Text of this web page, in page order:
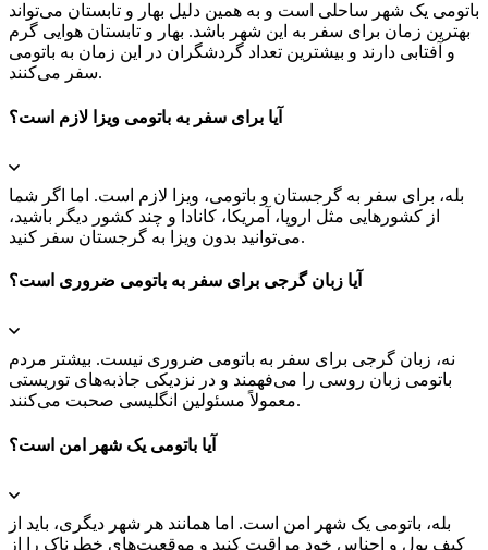
باتومی یک شهر ساحلی است و به همین دلیل بهار و تابستان می‌تواند
بهترین زمان برای سفر به این شهر باشد. بهار و تابستان هوایی گرم
و آفتابی دارند و بیشترین تعداد گردشگران در این زمان به باتومی
سفر می‌کنند.
آیا برای سفر به باتومی ویزا لازم است؟
بله، برای سفر به گرجستان و باتومی، ویزا لازم است. اما اگر شما
از کشورهایی مثل اروپا، آمریکا، کانادا و چند کشور دیگر باشید،
می‌توانید بدون ویزا به گرجستان سفر کنید.
آیا زبان گرجی برای سفر به باتومی ضروری است؟
نه، زبان گرجی برای سفر به باتومی ضروری نیست. بیشتر مردم
باتومی زبان روسی را می‌فهمند و در نزدیکی جاذبه‌های توریستی
معمولاً مسئولین انگلیسی صحبت می‌کنند.
آیا باتومی یک شهر امن است؟
بله، باتومی یک شهر امن است. اما همانند هر شهر دیگری، باید از
کیف پول و اجناس خود مراقبت کنید و موقعیت‌های خطرناک را از